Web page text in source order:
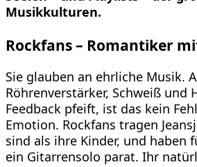
Musikkulturen.
Rockfans – Romantiker
Sie glauben an ehrliche Musik.
Röhrenverstärker, Schweiß und
Feedback pfeift, ist das kein
Emotion. Rockfans tragen
sind als ihre Kinder, und haben
ein Gitarrensolo parat. Ihr